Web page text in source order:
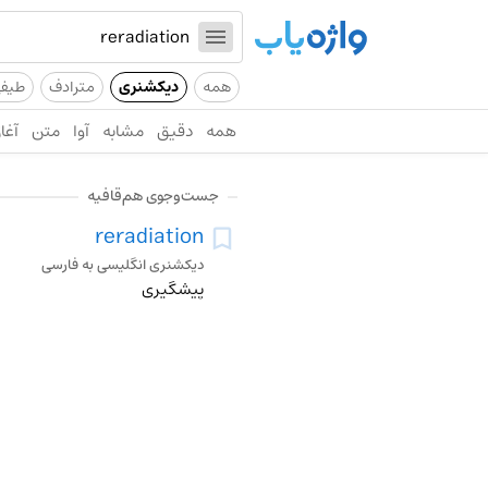
همه دیکشنری مترادف
همه دقیق مشابه آوا متن
جست‌وجوی هم‌قافیه
reradiation
دیکشنری انگلیسی به فارسی
پیشگیری